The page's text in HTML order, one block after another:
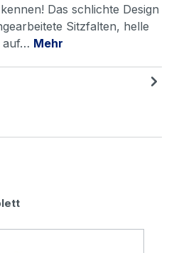
Das schlichte Design
Sitzfalten, helle
auf… Mehr
4.94 von 5 Sternen